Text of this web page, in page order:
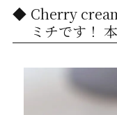
Cherry
ミチです！